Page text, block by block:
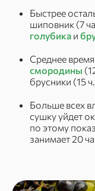
Быстрее
шиповник (7
голубика и
Среднее
смородины
брусники (15
Больше всех
сушку уйдет
по этому
занимает 20